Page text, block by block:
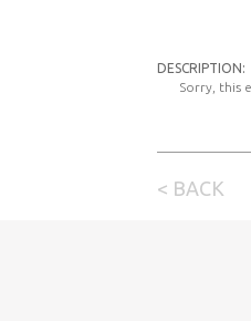
DESCRIPTION:
Sorry, this
< BACK